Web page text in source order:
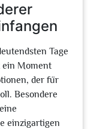
Tage
ein Moment
der für
Besondere
einzigartigen